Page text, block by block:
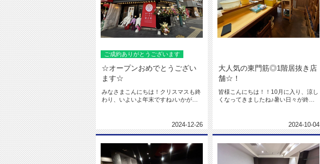
ご成約ありがとうございます
☆オープンおめでとうござい
ます☆
みなさまこんにちは！クリスマスも終
わり、いよいよ年末ですね♪いかがお
2024-12-26
大人気の東門筋◎1階居抜き店
舗☆！
皆様こんにちは！！10月に入り、涼し
くなってきましたね♪暑い日々が終わ
2024-10-04